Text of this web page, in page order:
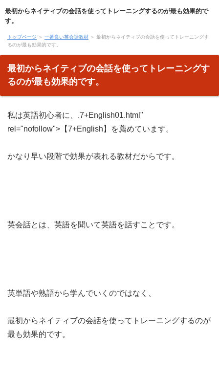
最初からネイティブの会話を使ってトレーニングするのが最も効果的で
す。
トップページ ＞ 一番良い英会話教材 ＞ 最初からネイティブの会話を使ってトレーニングす
るのが最も効果的です。
最初からネイティブの会話を使ってトレーニングす
るのが最も効果的です。
私は英語初心者に、.7+English01.html"
rel="nofollow">【7+English】を薦めています。
かなり早い段階で効果が表れる教材だからです。
英会話とは、英語を聞いて英語を話すことです。
英単語や熟語から学んでいくのではなく、
最初からネイティブの会話を使ってトレーニングするのが
最も効果的です。